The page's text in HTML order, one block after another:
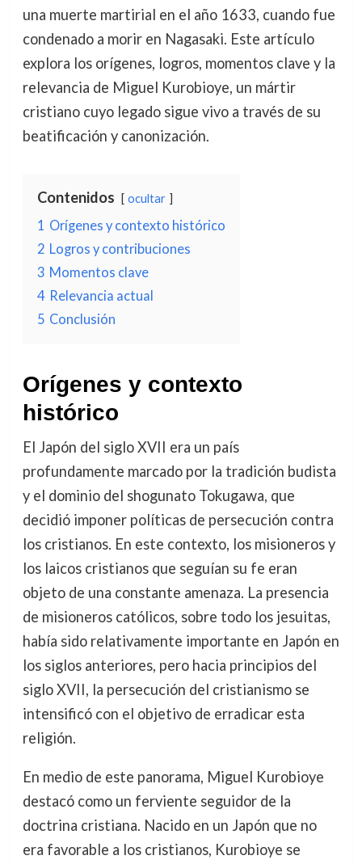
una muerte martirial en el año 1633, cuando fue
condenado a morir en Nagasaki. Este artículo
explora los orígenes, logros, momentos clave y la
relevancia de Miguel Kurobioye, un mártir
cristiano cuyo legado sigue vivo a través de su
beatificación y canonización.
Contenidos ocultar
1 Orígenes y contexto histórico
2 Logros y contribuciones
3 Momentos clave
4 Relevancia actual
5 Conclusión
Orígenes y contexto
histórico
El Japón del siglo XVII era un país
profundamente marcado por la tradición budista
y el dominio del shogunato Tokugawa, que
decidió imponer políticas de persecución contra
los cristianos. En este contexto, los misioneros y
los laicos cristianos que seguían su fe eran
objeto de una constante amenaza. La presencia
de misioneros católicos, sobre todo los jesuitas,
había sido relativamente importante en Japón en
los siglos anteriores, pero hacia principios del
siglo XVII, la persecución del cristianismo se
intensificó con el objetivo de erradicar esta
religión.
En medio de este panorama, Miguel Kurobioye
destacó como un ferviente seguidor de la
doctrina cristiana. Nacido en un Japón que no
era favorable a los cristianos, Kurobioye se